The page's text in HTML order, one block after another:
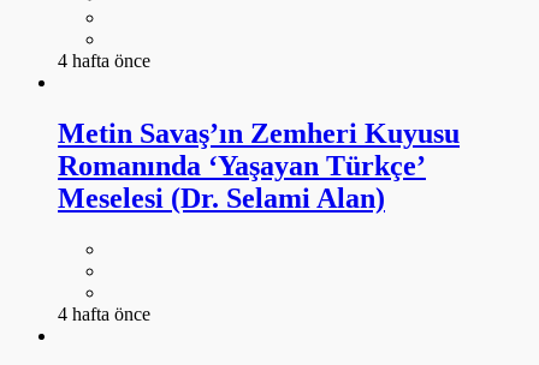
4 hafta önce
Metin Savaş’ın Zemheri Kuyusu
Romanında ‘Yaşayan Türkçe’
Meselesi (Dr. Selami Alan)
4 hafta önce